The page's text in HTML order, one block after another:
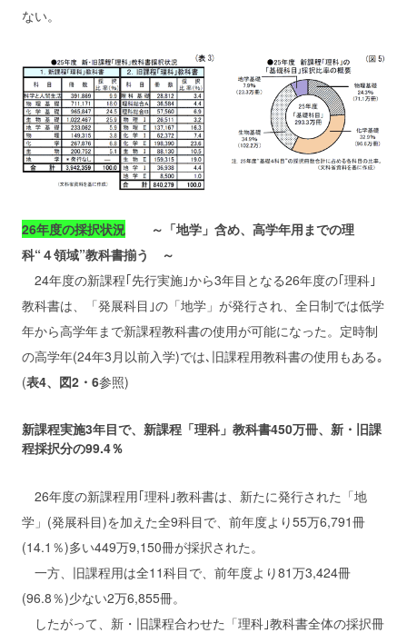
ない。
26年度の採択状況 ～「地学」含め、高学年用までの理
科“４領域”教科書揃う ～
24年度の新課程｢先行実施｣から3年目となる26年度の｢理科｣
教科書は、「発展科目｣の「地学」が発行され、全日制では低学
年から高学年まで新課程教科書の使用が可能になった。定時制
の高学年(24年3月以前入学)では､旧課程用教科書の使用もある｡
(表4、図2・6参照)
新課程実施3年目で、新課程「理科」教科書450万冊、新・旧課
程採択分の99.4％
26年度の新課程用｢理科｣教科書は、新たに発行された「地
学」(発展科目)を加えた全9科目で、前年度より55万6,791冊
(14.1％)多い449万9,150冊が採択された。
一方、旧課程用は全11科目で、前年度より81万3,424冊
(96.8％)少ない2万6,855冊。
したがって、新・旧課程合わせた「理科｣教科書全体の採択冊